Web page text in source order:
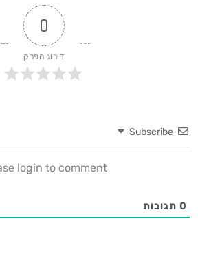
0
דירוג הפרק
Subscribe
login to comment
0 תגובות